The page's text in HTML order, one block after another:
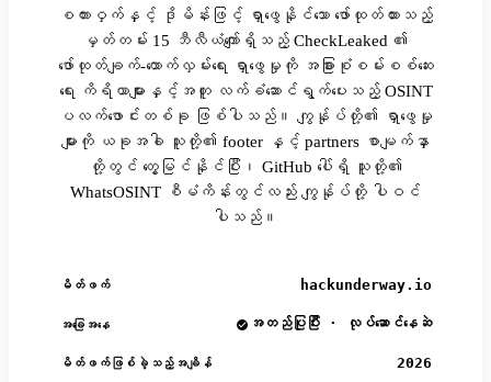
စကားဝှက်နှင့် ဒိုမိန်းဖြင့် ရှာဖွေနိုင်သော ဖော်ထုတ်ထားသည့်
မှတ်တမ်း 15 ဘီလီယံကျော်ရှိသည့် CheckLeaked ၏
ဖော်ထုတ်ချက်-ထောက်လှမ်းရေး ရှာဖွေမှုကို အခြားစုံစမ်းစစ်ဆေး
ရေး ကိရိယာများနှင့်အတူ လက်ခံဆောင်ရွက်ပေးသည့် OSINT
ပလက်ဖောင်းတစ်ခု ဖြစ်ပါသည်။ ကျွန်ုပ်တို့၏ ရှာဖွေမှု
များကို ယခုအခါ သူတို့၏ footer နှင့် partners စာမျက်နှာ
တို့တွင် တွေ့မြင်နိုင်ပြီး၊ GitHub ပေါ်ရှိ သူတို့၏
WhatsOSINT စီမံကိန်းတွင်လည်း ကျွန်ုပ်တို့ ပါဝင်
ပါသည်။
မိတ်ဖက် hackunderway.io
အခြေအနေ အတည်ပြုပြီး · လုပ်ဆောင်နေဆဲ
မိတ်ဖက်ဖြစ်ခဲ့သည့်အချိန် 2026